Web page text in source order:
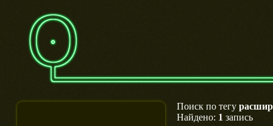
Поиск по тегу
Найдено: 1 запись